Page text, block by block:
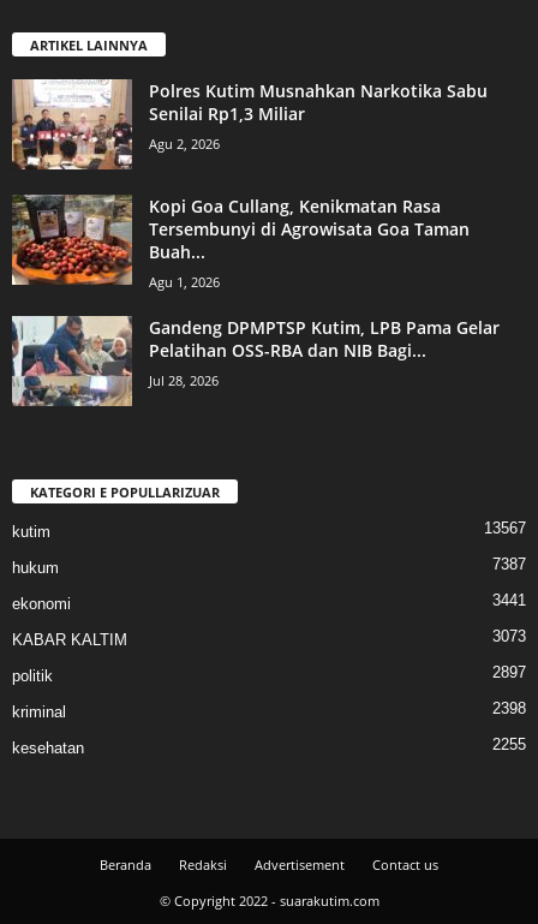
ARTIKEL LAINNYA
Polres Kutim Musnahkan Narkotika Sabu
Senilai Rp1,3 Miliar
Agu 2, 2026
Kopi Goa Cullang, Kenikmatan Rasa
Tersembunyi di Agrowisata Goa Taman
Buah...
Agu 1, 2026
Gandeng DPMPTSP Kutim, LPB Pama Gelar
Pelatihan OSS-RBA dan NIB Bagi...
Jul 28, 2026
KATEGORI E POPULLARIZUAR
kutim 13567
hukum 7387
ekonomi 3441
KABAR KALTIM 3073
politik 2897
kriminal 2398
kesehatan 2255
Beranda Redaksi Advertisement
Contact us
© Copyright 2022 - suarakutim.com